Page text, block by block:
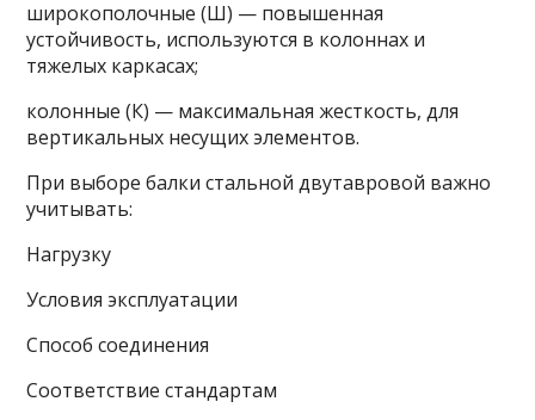
широкополочные (Ш) — повышенная
устойчивость, используются в колоннах и
тяжелых каркасах;
колонные (К) — максимальная жесткость, для
вертикальных несущих элементов.
При выборе балки стальной двутавровой важно
учитывать:
Нагрузку
Условия эксплуатации
Способ соединения
Соответствие стандартам